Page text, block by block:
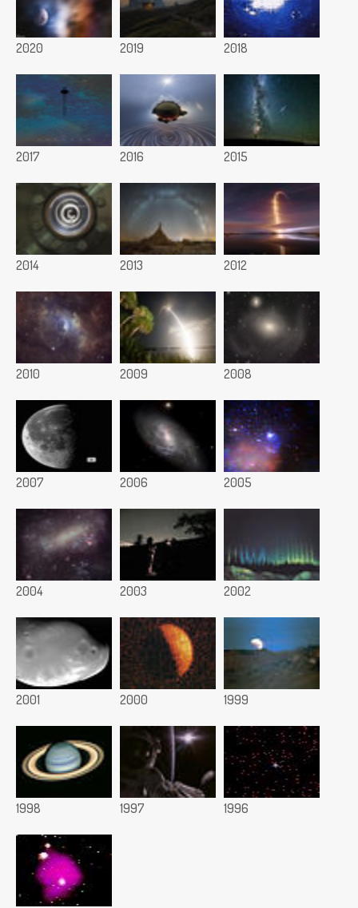
2020 2019 2018
2017 2016 2015
2014 2013 2012
2010 2009 2008
2007 2006 2005
2004 2003 2002
2001 2000 1999
1998 1997 1996